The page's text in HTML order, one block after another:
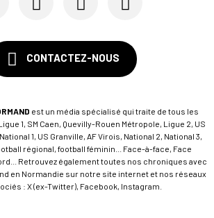
CONTACTEZ-NOUS
est un média spécialisé qui traite de tous les
1, SM Caen, Quevilly-Rouen Métropole, Ligue 2, US
1, US Granville, AF Virois, National 2, National 3,
régional, football féminin... Face-à-face, Face
Retrouvez également toutes nos chroniques avec
en Normandie sur notre site internet et nos réseaux
: X (ex-Twitter), Facebook, Instagram.